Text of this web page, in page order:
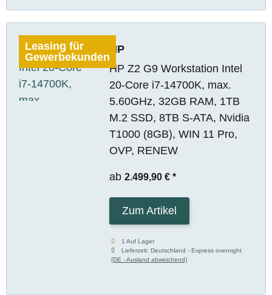
Leasing für
Gewerbekunden
HP
HP Z2 G9 Workstation Intel
20-Core i7-14700K, max.
5.60GHz, 32GB RAM, 1TB
M.2 SSD, 8TB S-ATA, Nvidia
T1000 (8GB), WIN 11 Pro,
OVP, RENEW
ab 2.499,90 € *
Zum Artikel
1 Auf Lager
Lieferzeit:Deutschland - Express overnight
(DE - Ausland abweichend)